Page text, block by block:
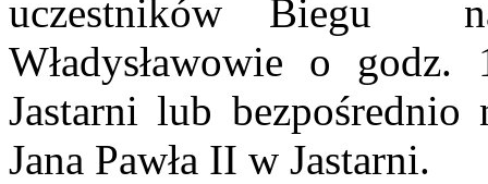
uczestników Biegu
Władysławowie o
Jastarni lub
Jana Pawła II w Jastarni.